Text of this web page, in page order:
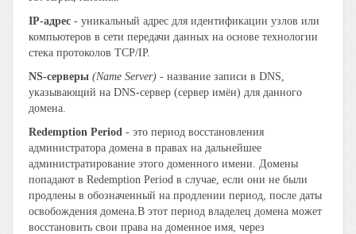
IP-адрес - уникальный адрес для идентификации узлов или
компьютеров в сети передачи данных на основе технологии
стека протоколов TCP/IP.
NS-серверы (Name Server) - название записи в DNS,
указывающий на DNS-сервер (сервер имён) для данного
домена.
Redemption Period - это период восстановления
администратора домена в правах на дальнейшее
администратирование этого доменного имени. Домены
попадают в Redemption Period в случае, если они не были
продлены в обозначенный на продлении период, после даты
освобождения домена.В этот период владелец домена может
восстановить свои права на доменное имя, через